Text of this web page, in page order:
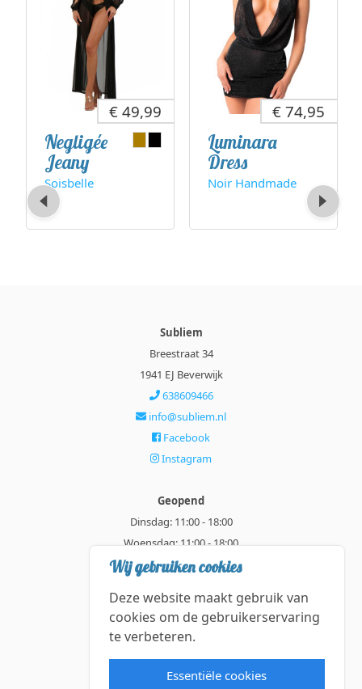
€ 49,99
Negligée
Jeany
Soisbelle
€ 74,95
Luminara
Dress
Noir Handmade
Subliem
Breestraat 34
1941 EJ Beverwijk
638609466
info@subliem.nl
Facebook
Instagram
Geopend
Dinsdag: 11:00 - 18:00
Woensdag: 11:00 - 18:00
Donderdag: 11:00 - 21:00
Zaterdag: 11:00 - 18:00
Alle getoonde prijzen zijn incl. BTW.
Wij gebruiken cookies
Deze website maakt gebruik van
cookies om de gebruikerservaring
te verbeteren.
Essentiële cookies